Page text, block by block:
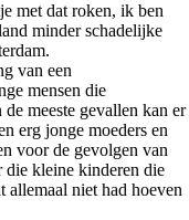
met dat roken, ik ben
minder schadelijke
van een
mensen die
meeste gevallen kan er
erg jonge moeders en
voor de gevolgen van
kleine kinderen die
allemaal niet had hoeven